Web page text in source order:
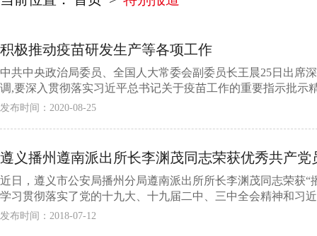
积极推动疫苗研发生产等各项工作
中共中央政治局委员、全国人大常委会副委员长王晨25日出席
调,要深入贯彻落实习近平总书记关于疫苗工作的重要指示批示
发布时间：2020-08-25
遵义播州遵南派出所长李渊茂同志荣获优秀共产党
近日，遵义市公安局播州分局遵南派出所所长李渊茂同志荣获
学习贯彻落实了党的十九大、十九届二中、三中全会精神和习
发布时间：2018-07-12